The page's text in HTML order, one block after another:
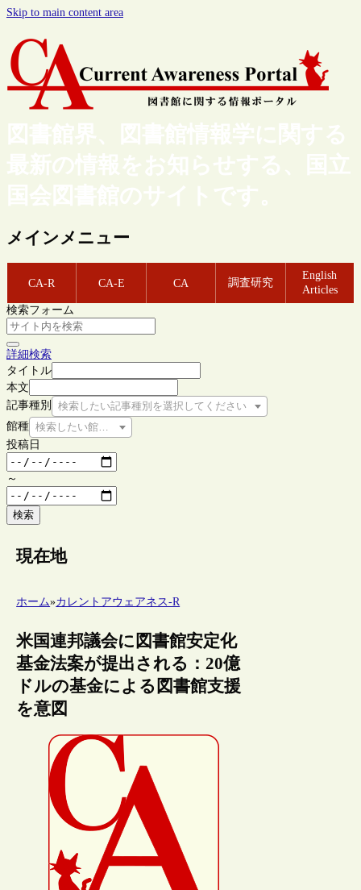
Skip to main content area
図書館界、図書館情報学に関する
最新の情報をお知らせする、国立
国会図書館のサイトです。
メインメニュー
CA-R CA-E CA 調査研究
English
Articles
検索フォーム
詳細検索
タイトル
本文
記事種別
検索したい記事種別を選択してください
館種 検索したい館種を選択してください
投稿日
～
検索
現在地
ホーム»カレントアウェアネス-R
米国連邦議会に図書館安定化
基金法案が提出される：20億
ドルの基金による図書館支援
を意図